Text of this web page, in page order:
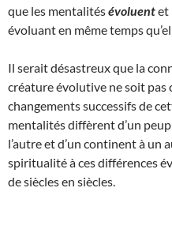
que les mentalitésévoluentet
évoluant en même temps
Il serait désastreux que la
créature évolutive ne soit pas
changements successifs de
mentalités diffèrent d’un
l’autre et d’un continent à un
spiritualité à ces différences
de siècles en siècles.